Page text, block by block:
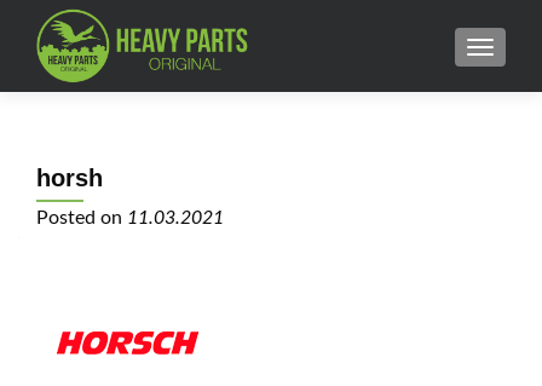
MENU
horsh
Posted on 11.03.2021